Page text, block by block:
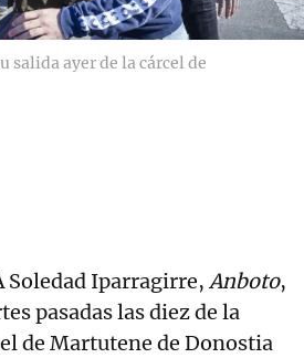
salida ayer de la cárcel de
Soledad Iparragirre,Anboto,
pasadas las diez de la
de Martutene de Donostia